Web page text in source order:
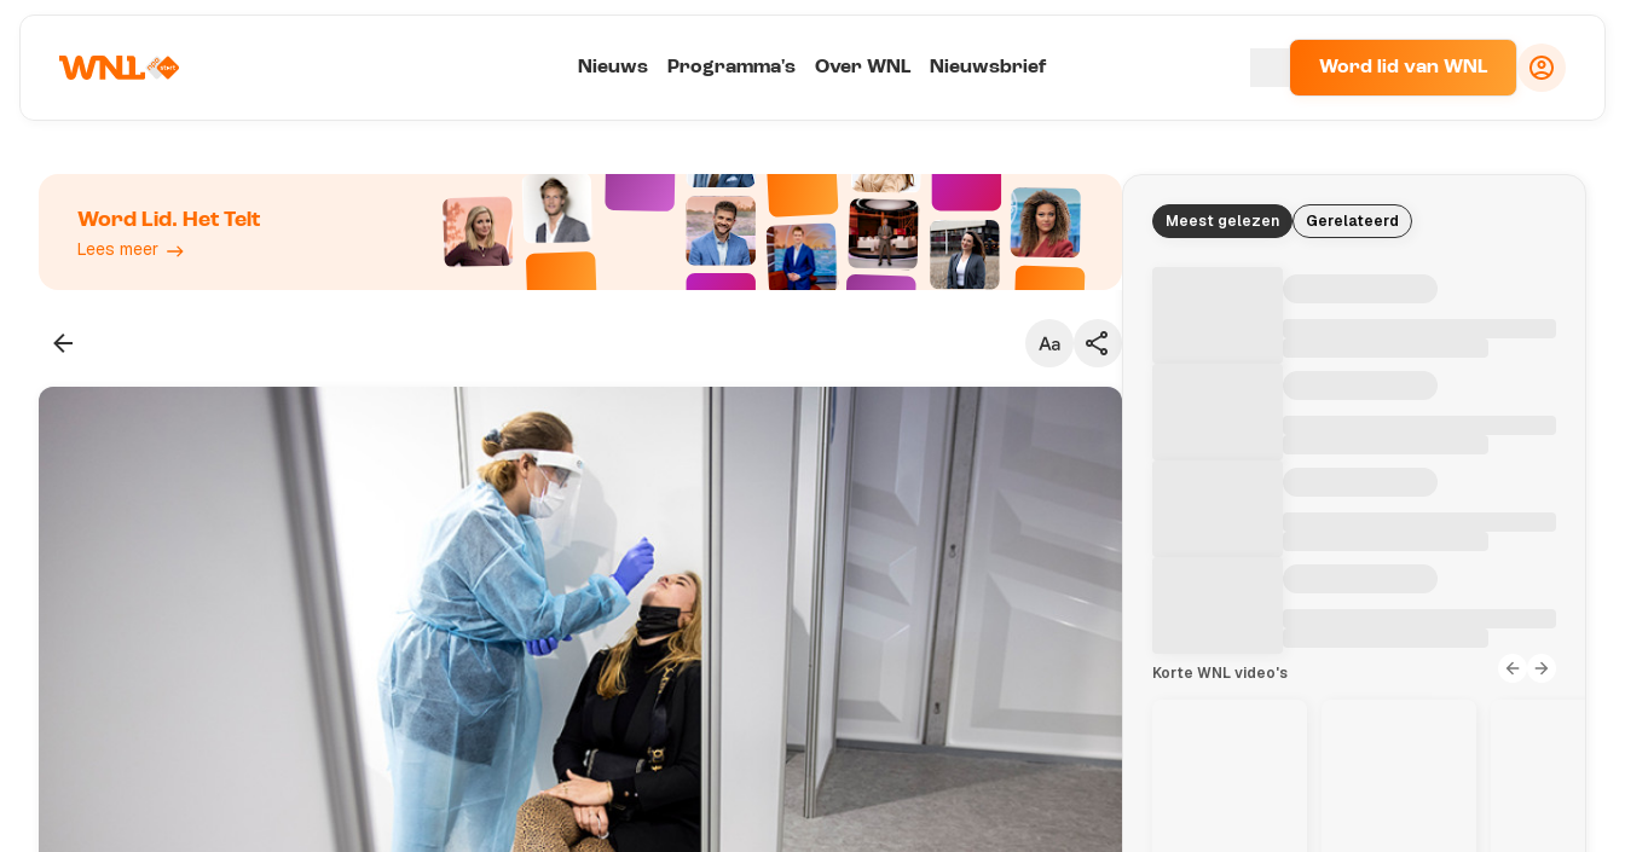
Nieuws Programma's Over WNL Nieuwsbrief Word lid van WNL
Word Lid. Het Telt
Lees meer
Meest gelezen Gerelateerd
Korte WNL video's